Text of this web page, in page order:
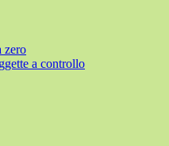
zero
a controllo